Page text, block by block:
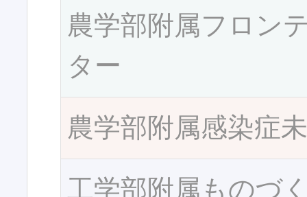
農学部附属フロン
ター
農学部附属感染症
工学部附属ものづ